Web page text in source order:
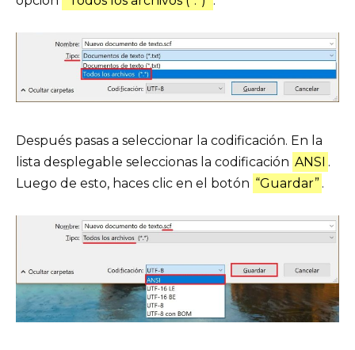
Después pasas a seleccionar la codificación. En la
lista desplegable seleccionas la codificación ANSI .
Luego de esto, haces clic en el botón “Guardar” .